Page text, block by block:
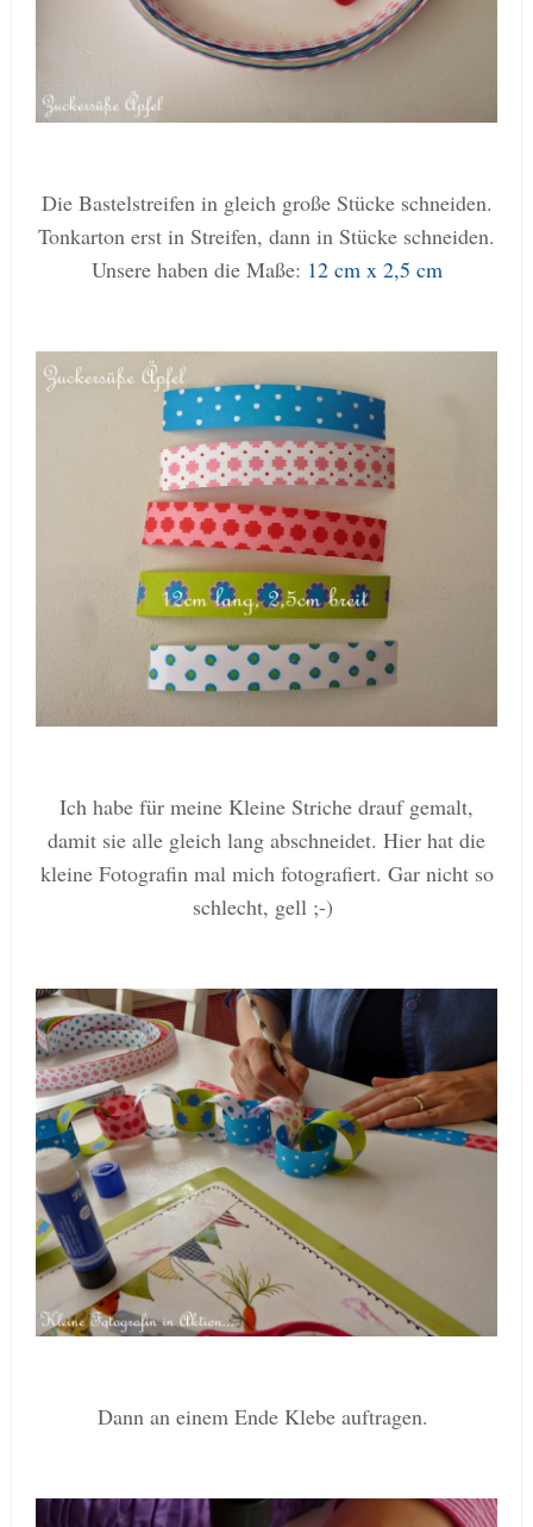
Die Bastelstreifen in gleich große Stücke schneiden.
Tonkarton erst in Streifen, dann in Stücke schneiden.
Unsere haben die Maße: 12 cm x 2,5 cm
Ich habe für meine Kleine Striche drauf gemalt,
damit sie alle gleich lang abschneidet. Hier hat die
kleine Fotografin mal mich fotografiert. Gar nicht so
schlecht, gell ;-)
Dann an einem Ende Klebe auftragen.